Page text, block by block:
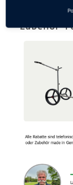
700€
Zubehör-